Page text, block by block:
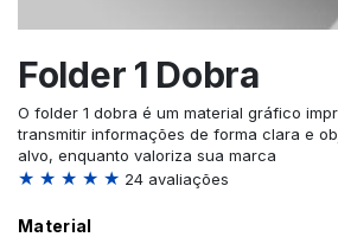
Folder 1 Dobra
O folder 1 dobra é um material gráfico
transmitir informações de forma clara e
alvo, enquanto valoriza sua marca
★ ★ ★ ★ ★ 24 avaliações
Material